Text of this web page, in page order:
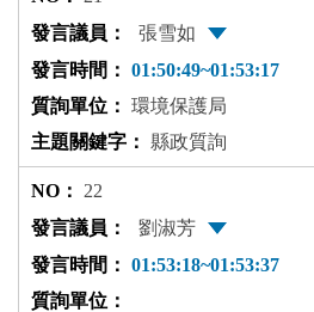
張雪如
01:50:49~01:53:17
環境保護局
縣政質詢
22
劉淑芳
01:53:18~01:53:37